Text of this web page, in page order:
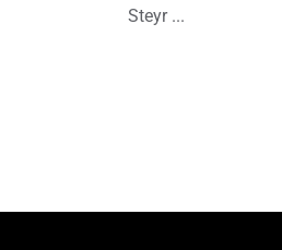
Steyr